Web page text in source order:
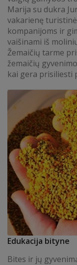
Marija su dukra
vakarienę
kompanijoms ir
vaišinami iš
Žemaičių tarme
žemaičių
kai gera prisiliesti
Edukacija bityne
Bites ir jų